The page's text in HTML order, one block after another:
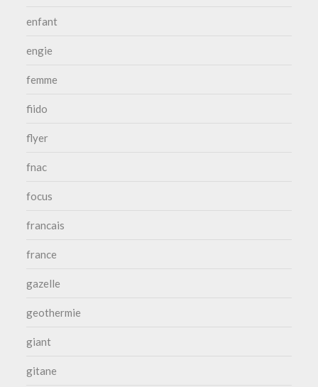
enfant
engie
femme
fiido
flyer
fnac
focus
francais
france
gazelle
geothermie
giant
gitane